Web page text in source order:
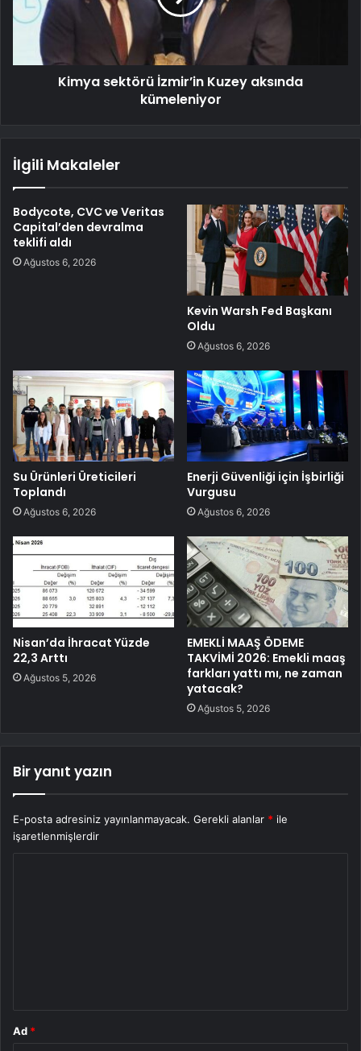
Kimya sektörü İzmir’in Kuzey aksında
kümeleniyor
İlgili Makaleler
Bodycote, CVC ve Veritas
Capital’den devralma
teklifi aldı
Ağustos 6, 2026
Kevin Warsh Fed Başkanı
Oldu
Ağustos 6, 2026
Su Ürünleri Üreticileri
Toplandı
Ağustos 6, 2026
Enerji Güvenliği için İşbirliği
Vurgusu
Ağustos 6, 2026
Nisan’da İhracat Yüzde
22,3 Arttı
Ağustos 5, 2026
EMEKLİ MAAŞ ÖDEME
TAKVİMİ 2026: Emekli maaş
farkları yattı mı, ne zaman
yatacak?
Ağustos 5, 2026
Bir yanıt yazın
E-posta adresiniz yayınlanmayacak. Gerekli alanlar * ile
işaretlenmişlerdir
Ad *